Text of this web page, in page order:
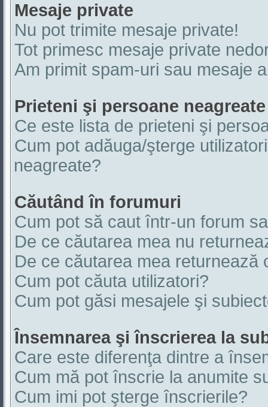
Mesaje private
Nu pot trimite mesaje private!
Tot primesc mesaje private
Am primit spam-uri sau mesaje
Prieteni şi persoane neagreate
Ce este lista de prieteni şi
Cum pot adăuga/şterge
neagreate?
Căutând în forumuri
Cum pot să caut într-un forum
De ce căutarea mea nu
De ce căutarea mea returnează
Cum pot căuta utilizatori?
Cum pot găsi mesajele şi
Însemnarea şi înscrierea la
Care este diferenţa dintre a
Cum mă pot înscrie la anumite
Cum imi pot şterge înscrierile?